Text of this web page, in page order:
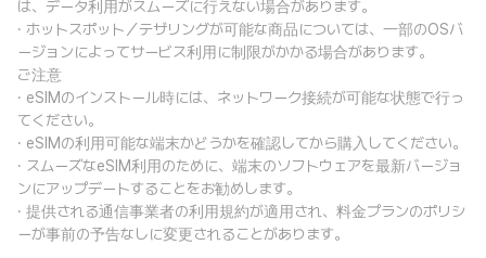
は、データ利用がスムーズに行えない場合があります。
· ホットスポット／テザリングが可能な商品については、一部のOSバ
ージョンによってサービス利用に制限がかかる場合があります。
ご注意
· eSIMのインストール時には、ネットワーク接続が可能な状態で行っ
てください。
· eSIMの利用可能な端末かどうかを確認してから購入してください。
· スムーズなeSIM利用のために、端末のソフトウェアを最新バージョ
ンにアップデートすることをお勧めします。
· 提供される通信事業者の利用規約が適用され、料金プランのポリシ
ーが事前の予告なしに変更されることがあります。